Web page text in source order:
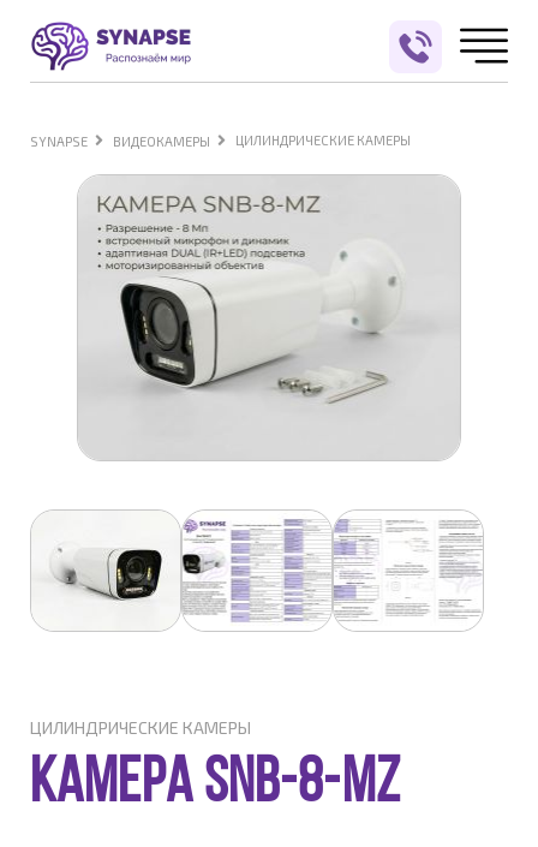
SYNAPSE ВИДЕОКАМЕРЫ ЦИЛИНДРИЧЕСКИЕ КАМЕРЫ
ЦИЛИНДРИЧЕСКИЕ КАМЕРЫ
КАМЕРА SNB-8-MZ